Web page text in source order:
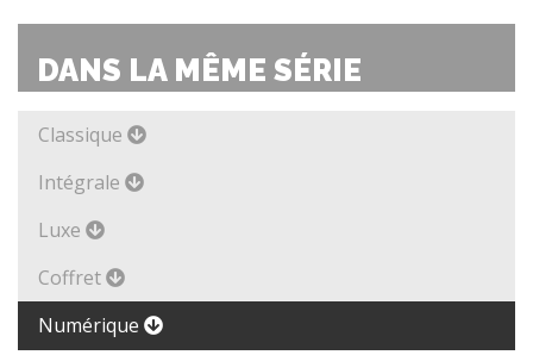
DANS LA MÊME SÉRIE
Classique
Intégrale
Luxe
Coffret
Numérique